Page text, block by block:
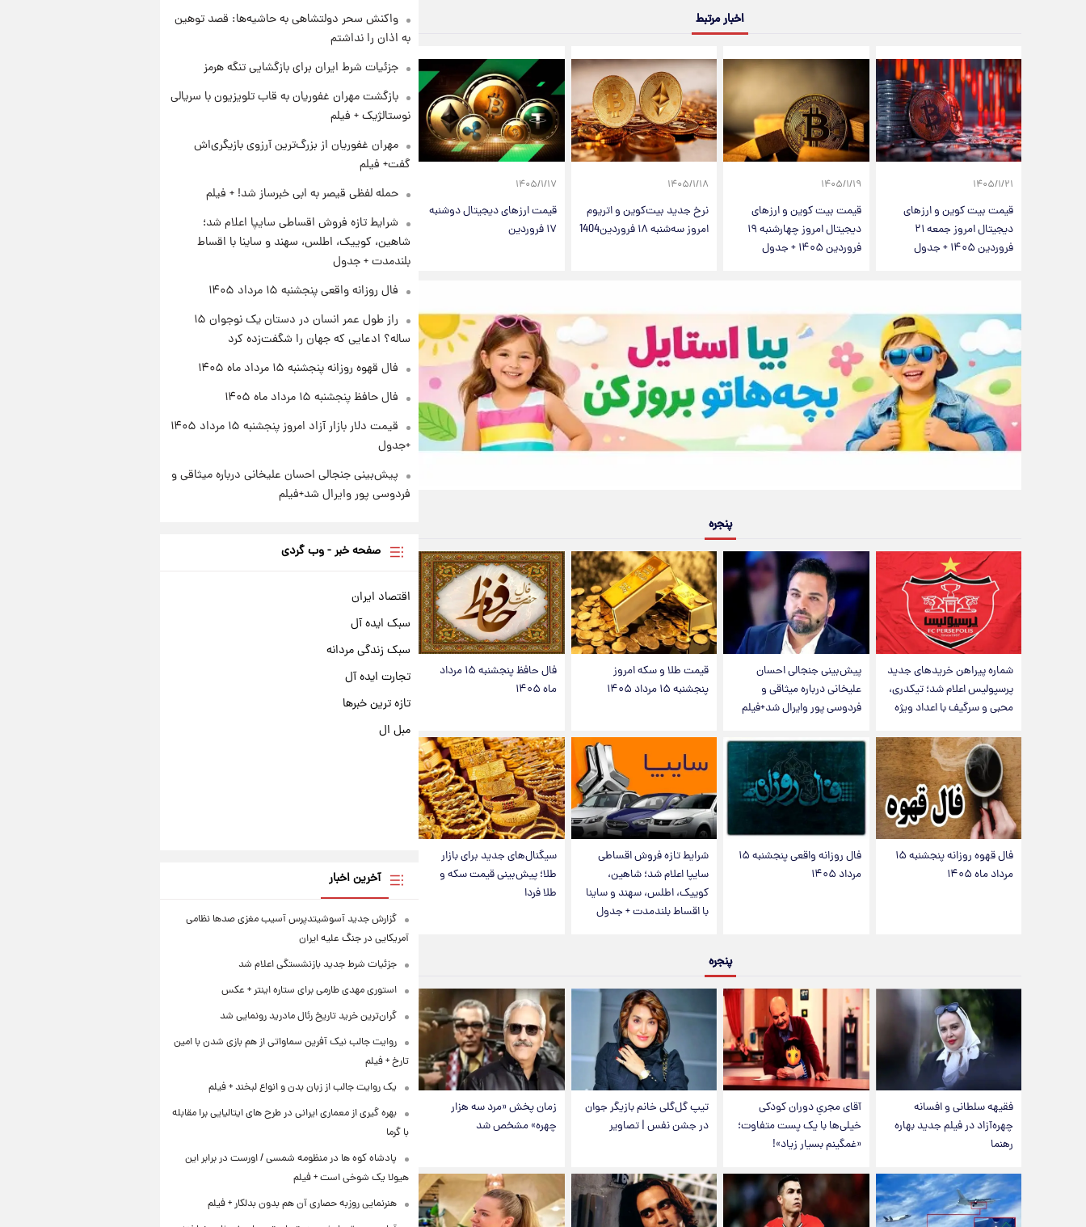
اخبار مرتبط
۱۴۰۵/۱/۲۱
قیمت بیت کوین و ارز‌های
دیجیتال امروز جمعه ۲۱
فروردین ۱۴۰۵ + جدول
۱۴۰۵/۱/۱۹
قیمت بیت کوین و ارز‌های
دیجیتال امروز چهارشنبه ۱۹
فروردین ۱۴۰۵ + جدول
۱۴۰۵/۱/۱۸
نرخ جدید بیت‌کوین و اتریوم
امروز سه‌شنبه ۱۸ فروردین1404
۱۴۰۵/۱/۱۷
قیمت ارزهای دیجیتال دوشنبه
۱۷ فروردین
پنجره
شماره پیراهن خریدهای جدید
پرسپولیس اعلام شد؛ تیکدری،
محبی و سرگیف با اعداد ویژه
پیش‌بینی جنجالی احسان
علیخانی درباره میثاقی و
فردوسی پور وایرال شد+فیلم
قیمت طلا و سکه امروز
پنجشنبه ۱۵ مرداد ۱۴۰۵
فال حافظ پنجشنبه ۱۵ مرداد
ماه ۱۴۰۵
فال قهوه روزانه پنجشنبه ۱۵
مرداد ماه ۱۴۰۵
فال روزانه واقعی پنجشنبه ۱۵
مرداد ۱۴۰۵
شرایط تازه فروش اقساطی
سایپا اعلام شد؛ شاهین،
کوییک، اطلس، سهند و ساینا
با اقساط بلندمدت + جدول
سیگنال‌های جدید برای بازار
طلا؛ پیش‌بینی قیمت سکه و
طلا فردا
پنجره
فقیهه سلطانی و افسانه
چهره‌آزاد در فیلم جدید بهاره
رهنما
آقای مجریِ دوران کودکی
خیلی‌ها با یک پست متفاوت؛
«غمگینم بسیار زیاد»!
تیپ گل‌گلی خانم بازیگر جوان
در جشن نفس | تصاویر
زمان پخش «مرد سه هزار
چهره» مشخص شد
واکنش سحر دولتشاهی به حاشیه‌ها: قصد توهین
به اذان را نداشتم
جزئیات شرط ایران برای بازگشایی تنگه هرمز
بازگشت مهران غفوریان به قاب تلویزیون با سریالی
نوستالژیک + فیلم
مهران غفوریان از بزرگ‌ترین آرزوی بازیگری‌اش
گفت+ فیلم
حمله لفظی قیصر به ابی خبرساز شد! + فیلم
شرایط تازه فروش اقساطی سایپا اعلام شد؛
شاهین، کوییک، اطلس، سهند و ساینا با اقساط
بلندمدت + جدول
فال روزانه واقعی پنجشنبه ۱۵ مرداد ۱۴۰۵
راز طول عمر انسان در دستان یک نوجوان ۱۵
ساله؟ ادعایی که جهان را شگفت‌زده کرد
فال قهوه روزانه پنجشنبه ۱۵ مرداد ماه ۱۴۰۵
فال حافظ پنجشنبه ۱۵ مرداد ماه ۱۴۰۵
قیمت دلار بازار آزاد امروز پنجشنبه ۱۵ مرداد ۱۴۰۵
+جدول
پیش‌بینی جنجالی احسان علیخانی درباره میثاقی و
فردوسی پور وایرال شد+فیلم
صفحه خبر - وب گردی
اقتصاد ایران
سبک ایده آل
سبک زندگی مردانه
تجارت ایده آل
تازه ترین خبرها
مبل ال
آخرین اخبار
گزارش جدید آسوشیتدپرس آسیب مغزی صدها نظامی
آمریکایی در جنگ علیه ایران
جزئیات شرط جدید بازنشستگی اعلام شد
استوری مهدی طارمی برای ستاره اینتر + عکس
گران‌ترین خرید تاریخ رئال مادرید رونمایی شد
روایت جالب نیک آفرین سماواتی از هم بازی شدن با امین
تارخ + فیلم
یک روایت جالب از زبان بدن و انواع لبخند + فیلم
بهره گیری از معماری ایرانی در طرح های ایتالیایی برا مقابله
با گرما
پادشاه کوه ها در منظومه شمسی / اورست در برابر این
هیولا یک شوخی است + فیلم
هنرنمایی روزبه حصاری آن هم بدون بدلکار + فیلم